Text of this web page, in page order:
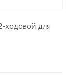
ходовой для